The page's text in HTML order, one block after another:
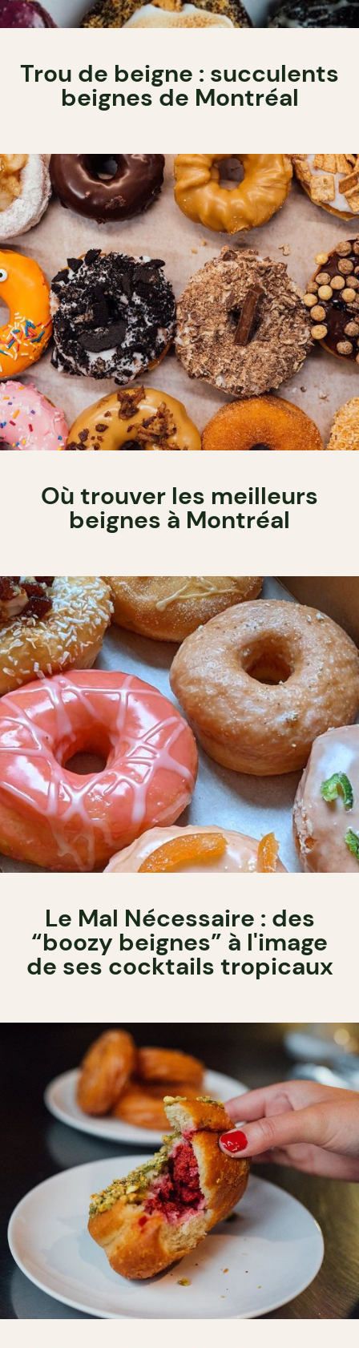
Trou de beigne : succulents
beignes de Montréal
Où trouver les meilleurs
beignes à Montréal
Le Mal Nécessaire : des
“boozy beignes” à l'image
de ses cocktails tropicaux